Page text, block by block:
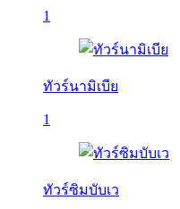
1
ทัวร์นามิเบีย
1
ทัวร์ซิมบับเว